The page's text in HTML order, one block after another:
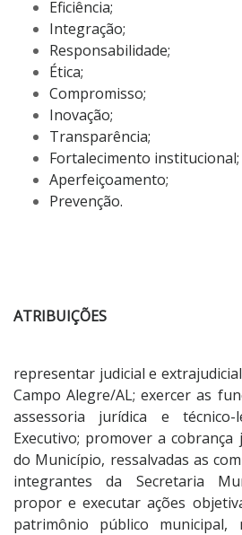
Eficiência;
Integração;
Responsabilidade;
Ética;
Compromisso;
Inovação;
Transparência;
Fortalecimento institucional;
Aperfeiçoamento;
Prevenção.
ATRIBUIÇÕES
representar judicial e
Campo Alegre/AL; exercer as
assessoria jurídica e
Executivo; promover a cobrança
do Município, ressalvadas as
integrantes da Secretaria
propor e executar ações
patrimônio público